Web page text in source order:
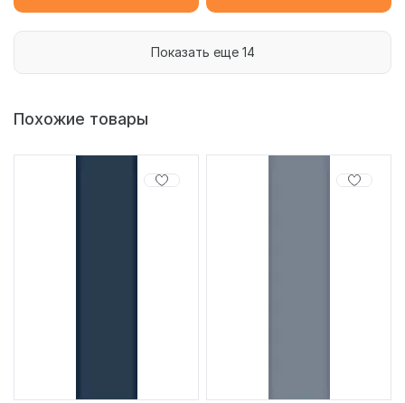
Показать еще 14
Похожие товары